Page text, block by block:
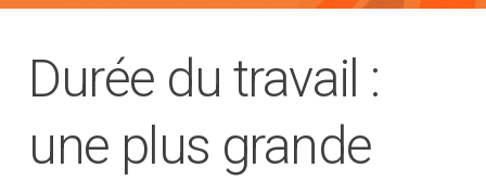
Durée du travail :
une plus grande